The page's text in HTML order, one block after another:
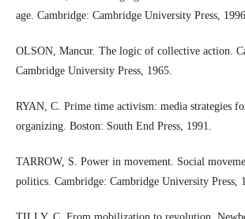
age. Cambridge: Cambridge University Press,
OLSON, Mancur. The logic of collective action.
Cambridge University Press, 1965.
RYAN, C. Prime time activism: media strategies
organizing. Boston: South End Press, 1991.
TARROW, S. Power in movement. Social
politics. Cambridge: Cambridge University Press,